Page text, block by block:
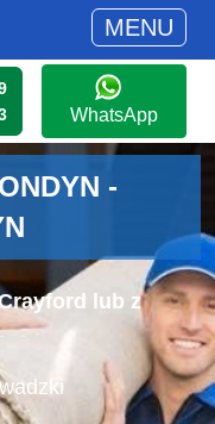
MENU
WhatsApp
-
lub z